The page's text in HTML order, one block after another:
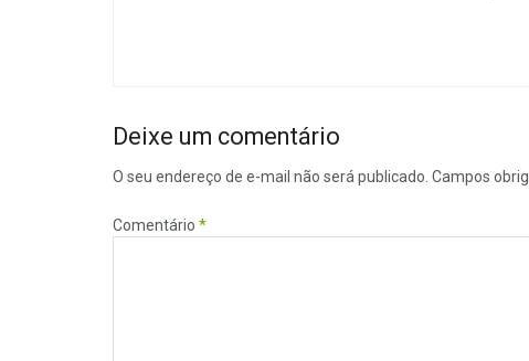
Deixe um comentário
O seu endereço de e-mail não será publicado. Campos
Comentário *